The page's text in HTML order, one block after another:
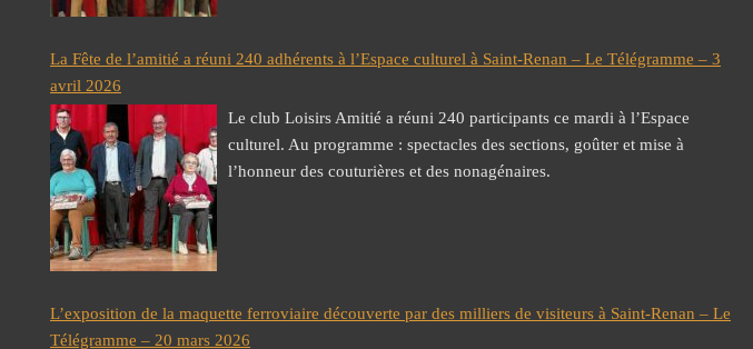
La Fête de l’amitié a réuni 240 adhérents à l’Espace culturel à Saint-Renan – Le Télégramme – 3
avril 2026
Le club Loisirs Amitié a réuni 240 participants ce mardi à l’Espace
culturel. Au programme : spectacles des sections, goûter et mise à
l’honneur des couturières et des nonagénaires.
L’exposition de la maquette ferroviaire découverte par des milliers de visiteurs à Saint-Renan – Le
Télégramme – 20 mars 2026